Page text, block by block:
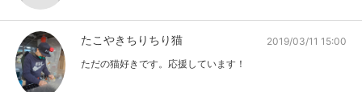
たこやきちりちり猫
2019/03/11 15:00
ただの猫好きです。応援しています！